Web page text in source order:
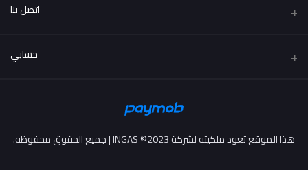
اتصل بنا
عنوان
..
البريد الإلكتروني
حسابي
قائمة امنياتي
هذا الموقع تعود ملكيته لشركة INGAS ©2023 | جميع الحقوق محفوظه.